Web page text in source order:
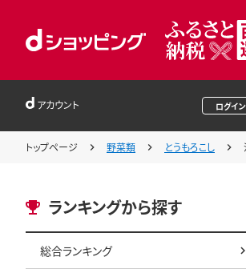
アカウント ログイン
トップページ 野菜類 とうもろこし
ランキングから探す
総合ランキング